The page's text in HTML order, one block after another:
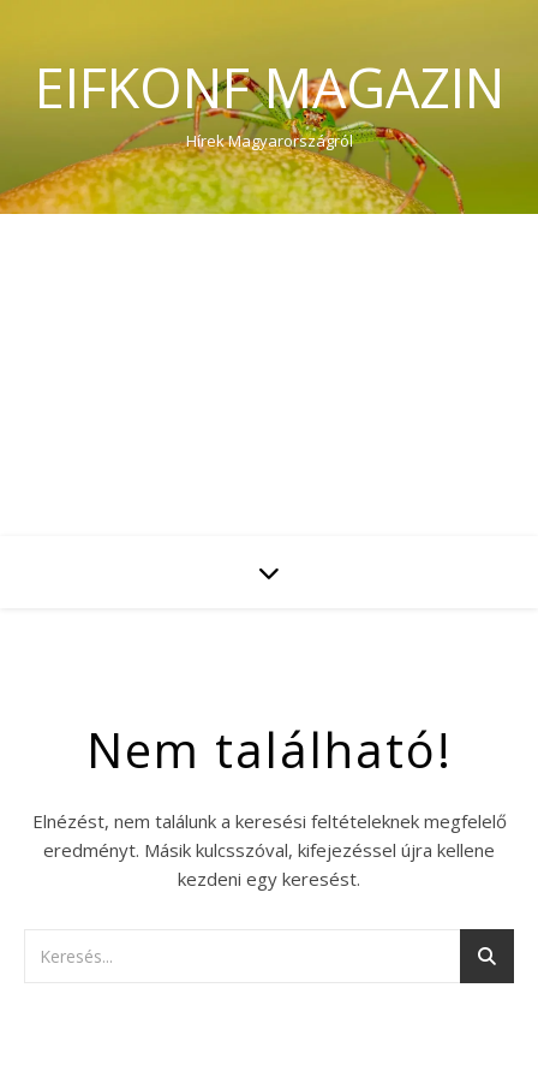
EIFKONF MAGAZIN
Hírek Magyarországról
Nem található!
Elnézést, nem találunk a keresési feltételeknek megfelelő
eredményt. Másik kulcsszóval, kifejezéssel újra kellene
kezdeni egy keresést.